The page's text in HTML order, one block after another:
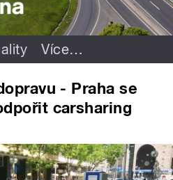
Více…
- Praha se
carsharing